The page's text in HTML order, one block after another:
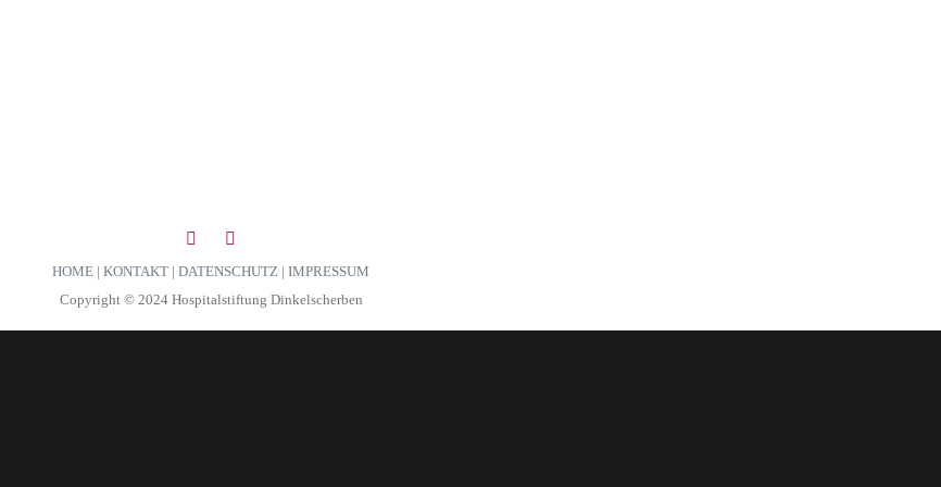
HOME | KONTAKT | DATENSCHUTZ | IMPRESSUM
Copyright © 2024 Hospitalstiftung Dinkelscherben